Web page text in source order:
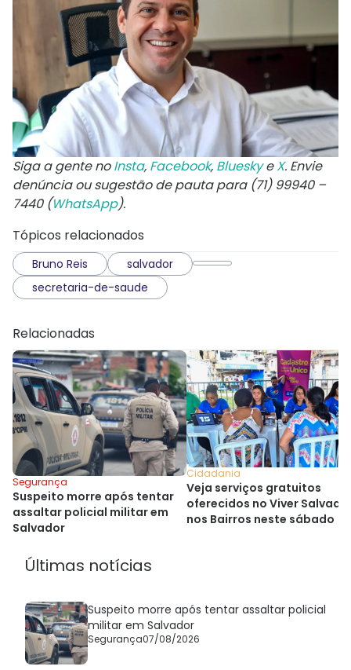
Siga a gente noInsta, Facebook, BlueskyeX. Envie
denúncia ou sugestão de pauta para (71) 99940 –
7440 (WhatsApp).
Tópicos relacionados
Bruno Reis
salvador
secretaria-de-saude
Relacionadas
Segurança
Suspeito morre após tentar
assaltar policial militar em
Salvador
Cidadania
Veja serviços gratuitos
oferecidos no Viver
nos Bairros neste sábado
Últimas notícias
Suspeito morre após tentar assaltar policial
militar em Salvador
Segurança07/08/2026